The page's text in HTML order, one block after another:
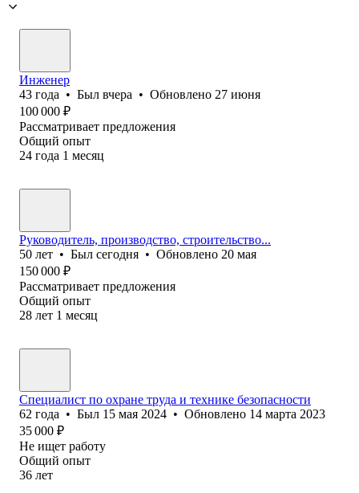
Инженер
43 года • Был вчера • Обновлено 27 июня
100 000 ₽
Рассматривает предложения
Общий опыт
24 года 1 месяц
Руководитель, производство, строительство...
50 лет • Был сегодня • Обновлено 20 мая
150 000 ₽
Рассматривает предложения
Общий опыт
28 лет 1 месяц
Специалист по охране труда и технике безопасности
62 года • Был 15 мая 2024 • Обновлено 14 марта 2023
35 000 ₽
Не ищет работу
Общий опыт
36 лет